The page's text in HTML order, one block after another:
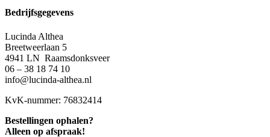
Bedrijfsgegevens
Lucinda Althea
Breetweerlaan 5
4941 LN Raamsdonksveer
06 – 38 18 74 10
info@lucinda-althea.nl
KvK-nummer: 76832414
Bestellingen ophalen?
Alleen op afspraak!